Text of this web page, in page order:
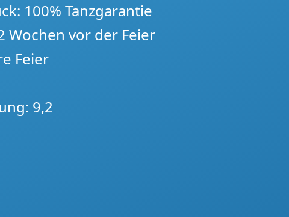
100% Tanzgarantie
Wochen vor der Feier
Feier
9,2